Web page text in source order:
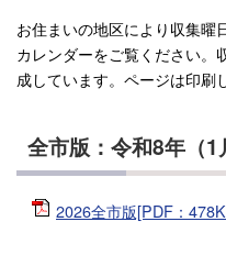
お住まいの地区により収集曜
カレンダーをご覧ください。
成しています。ページは印刷
全市版：令和8年
2026全市版[PDF：